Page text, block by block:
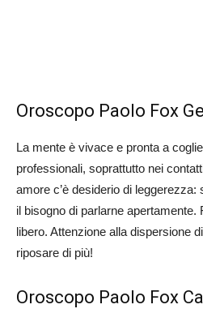
Oroscopo Paolo Fox
La mente è vivace e pronta a
professionali, soprattutto nei
amore c’è desiderio di
il bisogno di parlarne apertamente.
libero. Attenzione alla dispersione
riposare di più!
Oroscopo Paolo Fox